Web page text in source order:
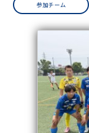
参加チーム